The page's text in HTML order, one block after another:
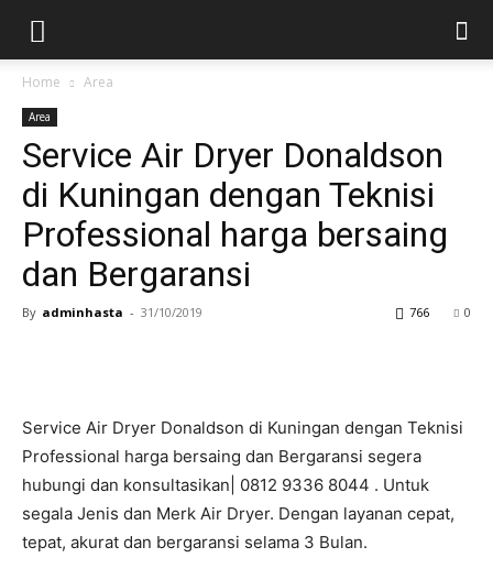
Home Area
Area
Service Air Dryer Donaldson
di Kuningan dengan Teknisi
Professional harga bersaing
dan Bergaransi
By adminhasta - 31/10/2019 0
766
Service Air Dryer Donaldson di Kuningan dengan Teknisi
Professional harga bersaing dan Bergaransi segera
hubungi dan konsultasikan| 0812 9336 8044 . Untuk
segala Jenis dan Merk Air Dryer. Dengan layanan cepat,
tepat, akurat dan bergaransi selama 3 Bulan.